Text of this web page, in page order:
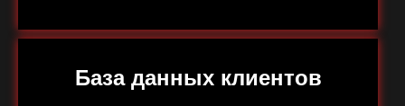
База данных клиентов